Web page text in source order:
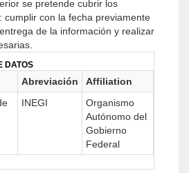
se pretende cubrir los
cumplir con la fecha previamente
de la información y realizar
DATOS
Abreviación
Affiliation
INEGI
Organismo
Autónomo del
Gobierno
Federal